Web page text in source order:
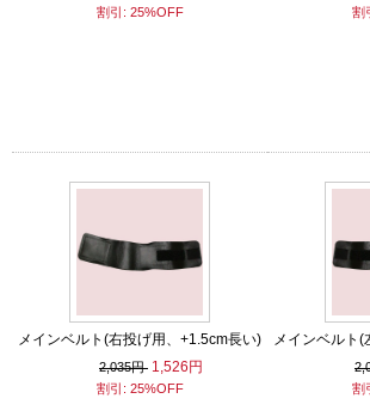
割引: 25%OFF 割
メインベルト(右投げ用、+1.5cm長い)
2,035円 1,526円
割引: 25%OFF
メインベルト
割